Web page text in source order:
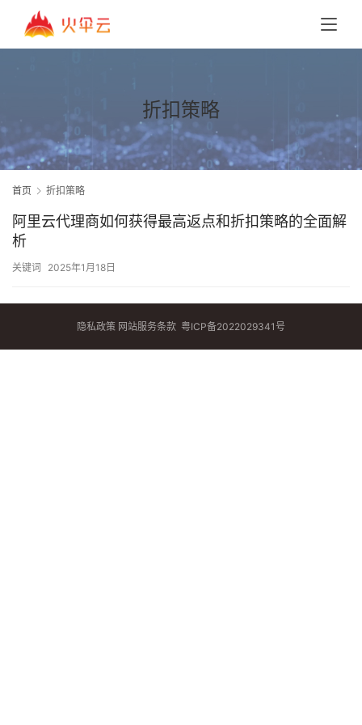
折扣策略
首页 折扣策略
阿里云代理商如何获得最高返点和折扣策略的全面解
析
关键词 2025年1月18日
隐私政策 网站服务条款 粤ICP备2022029341号